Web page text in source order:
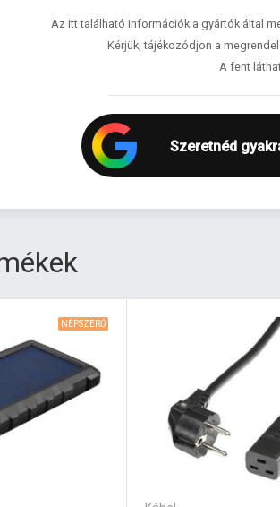
Az itt található információk a gyártók által
Kérjük, tájékozódjon a
A fent
Szeretnéd
NÉPSZERŰ